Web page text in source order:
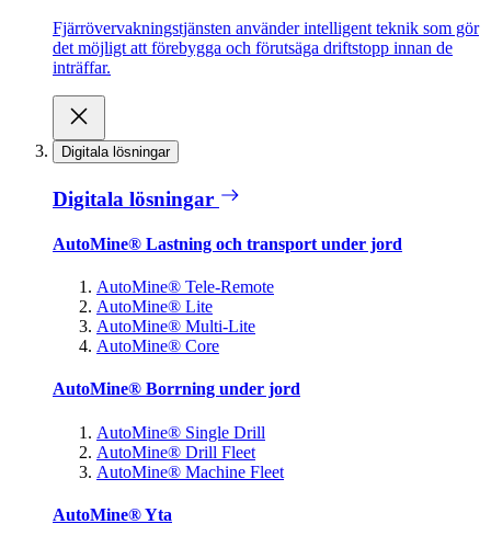
Fjärrövervakningstjänsten använder intelligent teknik som gör
det möjligt att förebygga och förutsäga driftstopp innan de
inträffar.
Digitala lösningar
Digitala lösningar
AutoMine® Lastning och transport under jord
AutoMine® Tele-Remote
AutoMine® Lite
AutoMine® Multi-Lite
AutoMine® Core
AutoMine® Borrning under jord
AutoMine® Single Drill
AutoMine® Drill Fleet
AutoMine® Machine Fleet
AutoMine® Yta